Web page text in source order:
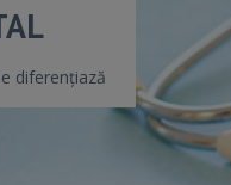
diferențiază